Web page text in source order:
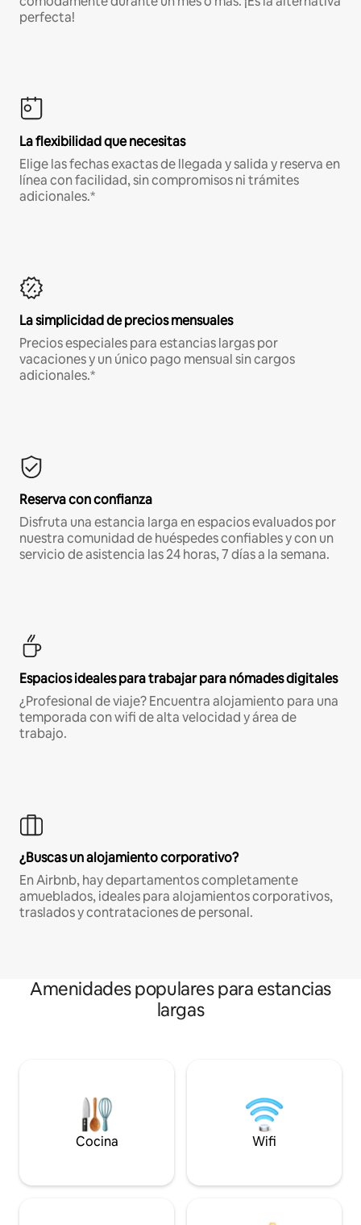
perfecta!
La flexibilidad que necesitas
Elige las fechas exactas de llegada y salida y reserva en
línea con facilidad, sin compromisos ni trámites
adicionales.*
La simplicidad de precios mensuales
Precios especiales para estancias largas por
vacaciones y un único pago mensual sin cargos
adicionales.*
Reserva con confianza
Disfruta una estancia larga en espacios evaluados por
nuestra comunidad de huéspedes confiables y con un
servicio de asistencia las 24 horas, 7 días a la semana.
Espacios ideales para trabajar para nómades digitales
¿Profesional de viaje? Encuentra alojamiento para una
temporada con wifi de alta velocidad y área de
trabajo.
¿Buscas un alojamiento corporativo?
En Airbnb, hay departamentos completamente
amueblados, ideales para alojamientos corporativos,
traslados y contrataciones de personal.
Amenidades populares para estancias
largas
Cocina Wifi